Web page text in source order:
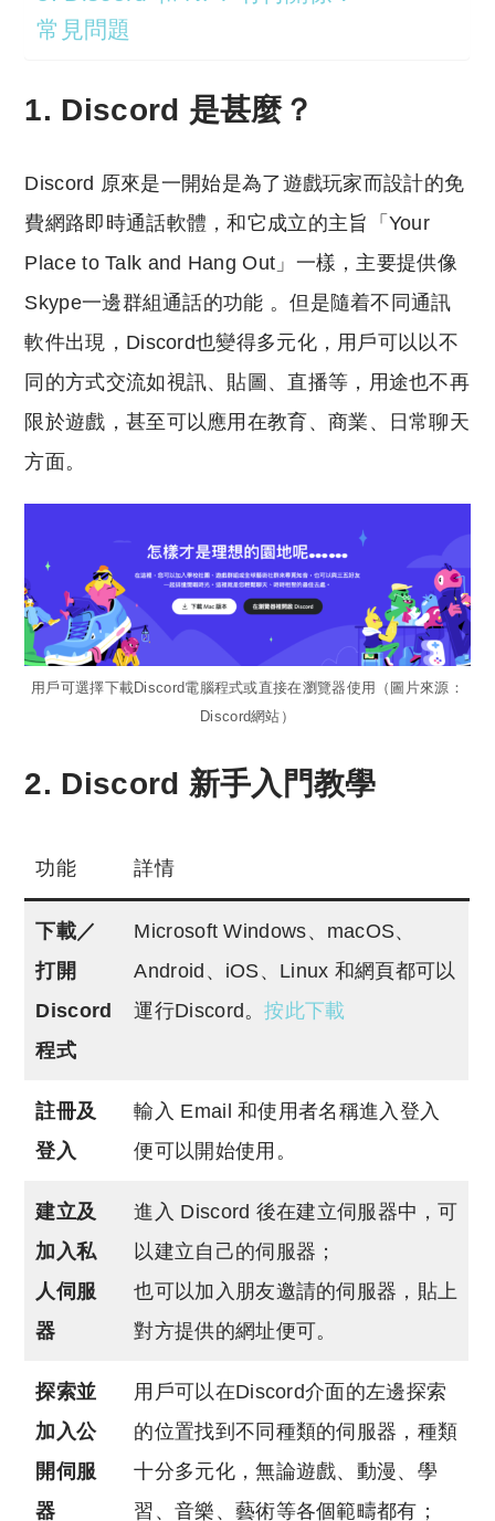
常見問題
1. Discord 是甚麼？
Discord 原來是一開始是為了遊戲玩家而設計的免
費網路即時通話軟體，和它成立的主旨「Your
Place to Talk and Hang Out」一樣，主要提供像
Skype一邊群組通話的功能 。但是隨着不同通訊
軟件出現，Discord也變得多元化，用戶可以以不
同的方式交流如視訊、貼圖、直播等，用途也不再
限於遊戲，甚至可以應用在教育、商業、日常聊天
方面。
用戶可選擇下載Discord電腦程式或直接在瀏覽器使用（圖片來源：
Discord網站）
2. Discord 新手入門教學
功能 詳情
下載／
打開
Discord
程式
Microsoft Windows、macOS、
Android、iOS、Linux 和網頁都可以
運行Discord。按此下載
註冊及
登入
輸入 Email 和使用者名稱進入登入
便可以開始使用。
建立及
加入私
人伺服
器
進入 Discord 後在建立伺服器中，可
以建立自己的伺服器；
也可以加入朋友邀請的伺服器，貼上
對方提供的網址便可。
探索並
加入公
開伺服
器
用戶可以在Discord介面的左邊探索
的位置找到不同種類的伺服器，種類
十分多元化，無論遊戲、動漫、學
習、音樂、藝術等各個範疇都有；